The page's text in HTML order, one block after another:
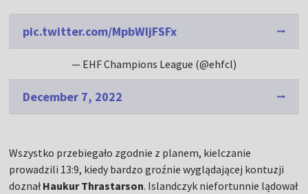
pic.twitter.com/MpbWIjFSFx
— EHF Champions League (@ehfcl)
December 7, 2022
Wszystko przebiegało zgodnie z planem, kielczanie
prowadzili 13:9, kiedy bardzo groźnie wyglądającej kontuzji
doznałHaukur Thrastarson. Islandczyk niefortunnie lądował